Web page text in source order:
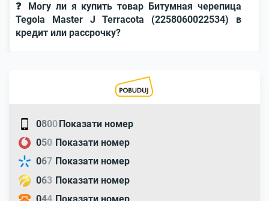
❓ Могу ли я купить товар Битумная черепица
Tegola Master J Terracota (2258060022534) в
кредит или рассрочку?
0800Показати номер
050 Показати номер
067 Показати номер
063 Показати номер